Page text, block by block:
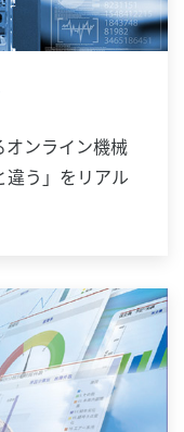
オンライン機械
違う」をリアル